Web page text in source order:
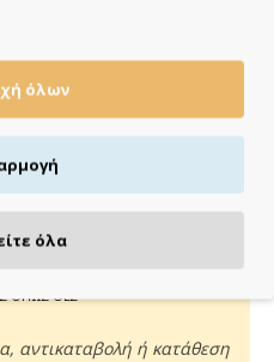
ΓΡΗΓΟΡΑ
ΟΠΩΣ ΘΕΣ
αντικαταβολή ή κατάθεση
όλων
όλα